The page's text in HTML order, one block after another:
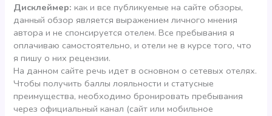
Дисклеймер: как и все публикуемые на сайте обзоры,
данный обзор является выражением личного мнения
автора и не спонсируется отелем. Все пребывания я
оплачиваю самостоятельно, и отели не в курсе того, что
я пишу о них рецензии.
На данном сайте речь идет в основном о сетевых отелях.
Чтобы получить баллы лояльности и статусные
преимущества, необходимо бронировать пребывания
через официальный канал (сайт или мобильное